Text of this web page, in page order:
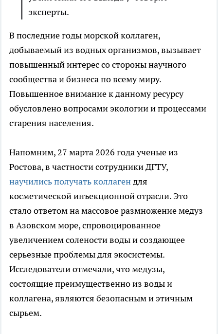
эксперты.
В последние годы морской коллаген,
добываемый из водных организмов, вызывает
повышенный интерес со стороны научного
сообщества и бизнеса по всему миру.
Повышенное внимание к данному ресурсу
обусловлено вопросами экологии и процессами
старения населения.
Напомним, 27 марта 2026 года ученые из
Ростова, в частности сотрудники ДГТУ,
научились получать коллагендля
косметической инъекционной отрасли. Это
стало ответом на массовое размножение медуз
в Азовском море, спровоцированное
увеличением солености воды и создающее
серьезные проблемы для экосистемы.
Исследователи отмечали, что медузы,
состоящие преимущественно из воды и
коллагена, являются безопасным и этичным
сырьем.